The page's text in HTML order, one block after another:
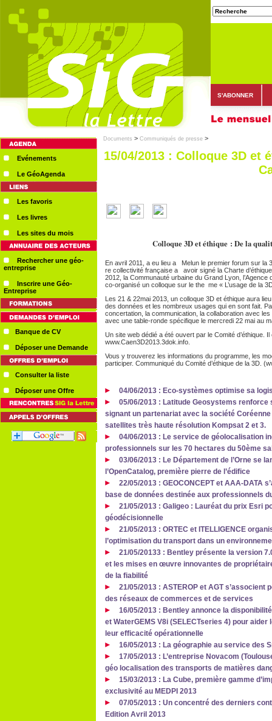
S'ABONNER
Evénements
Le GéoAgenda
Les favoris
Les livres
Les sites du mois
Rechercher une géo-
entreprise
Inscrire une Géo-
Entreprise
Banque de CV
Déposer une Demande
Consulter la liste
Déposer une Offre
Documents > Communiqués de presse >
15/04/2013 : Colloque 3D et
Colloque 3D et éthique : De la
En avril 2011, a eu lieu a Melun le premier forum sur la
re collectivité française a avoir signé la Charte
2012, la Communauté urbaine du Grand Lyon, l’Agence
co‐organisé un colloque sur le the me « L’usage de la
Les 21 & 22mai 2013, un colloque 3D et éthique aura
des données et les nombreux usages qui en sont fait.
concertation, la communication, la collaboration avec
avec une table‐ronde spécifique le mercredi 22 mai au
Un site web dédié a été ouvert par le Comité d’éthique.
www.Caen3D2013.3dok.info.
Vous y trouverez les informations du programme, les
participer. Communiqué du Comité d’éthique de la 3D.
04/06/2013 : Eco-systèmes optimise sa
05/06/2013 : Latitude Geosystems
signant un partenariat avec la société
satellites très haute résolution Kompsat 2 et 3.
04/06/2013 : Le service de géolocalisation
professionnels sur les 70 hectares du 50ème
03/06/2013 : Le Département de l’Orne se
l’OpenCatalog, première pierre de l’édifice
22/05/2013 : GEOCONCEPT et AAA-DATA
base de données destinée aux professionnels
21/05/2013 : Galigeo : Lauréat du prix Esri
géodécisionnelle
21/05/2013 : ORTEC et ITELLIGENCE
l’optimisation du transport dans un
21/05/20133 : Bentley présente la version
et les mises en œuvre innovantes de
de la fiabilité
21/05/2013 : ASTEROP et AGT
des réseaux de commerces et de services
16/05/2013 : Bentley annonce la
et WaterGEMS V8i (SELECTseries 4) pour
leur efficacité opérationnelle
16/05/2013 : La géographie au service des
17/05/2013 : L’entreprise Novacom
géo localisation des transports de matières
15/03/2013 : La Cube, première gamme
exclusivité au MEDPI 2013
07/05/2013 : Un concentré des derniers
Edition Avril 2013